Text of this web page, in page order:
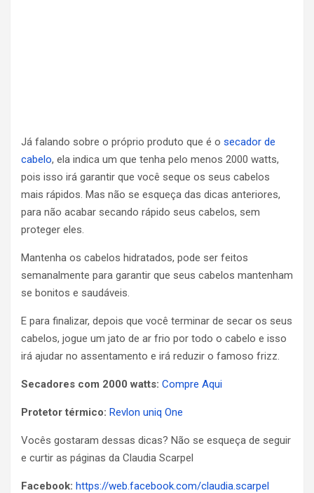
Já falando sobre o próprio produto que é o secador de
cabelo, ela indica um que tenha pelo menos 2000 watts,
pois isso irá garantir que você seque os seus cabelos
mais rápidos. Mas não se esqueça das dicas anteriores,
para não acabar secando rápido seus cabelos, sem
proteger eles.
Mantenha os cabelos hidratados, pode ser feitos
semanalmente para garantir que seus cabelos mantenham
se bonitos e saudáveis.
E para finalizar, depois que você terminar de secar os seus
cabelos, jogue um jato de ar frio por todo o cabelo e isso
irá ajudar no assentamento e irá reduzir o famoso frizz.
Secadores com 2000 watts: Compre Aqui
Protetor térmico: Revlon uniq One
Vocês gostaram dessas dicas? Não se esqueça de seguir
e curtir as páginas da Claudia Scarpel
Facebook: https://web.facebook.com/claudia.scarpel